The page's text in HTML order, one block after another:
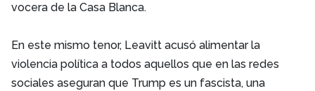
vocera de la Casa Blanca.
En este mismo tenor, Leavitt acusó alimentar la
violencia política a todos aquellos que en las redes
sociales aseguran que Trump es un fascista, una